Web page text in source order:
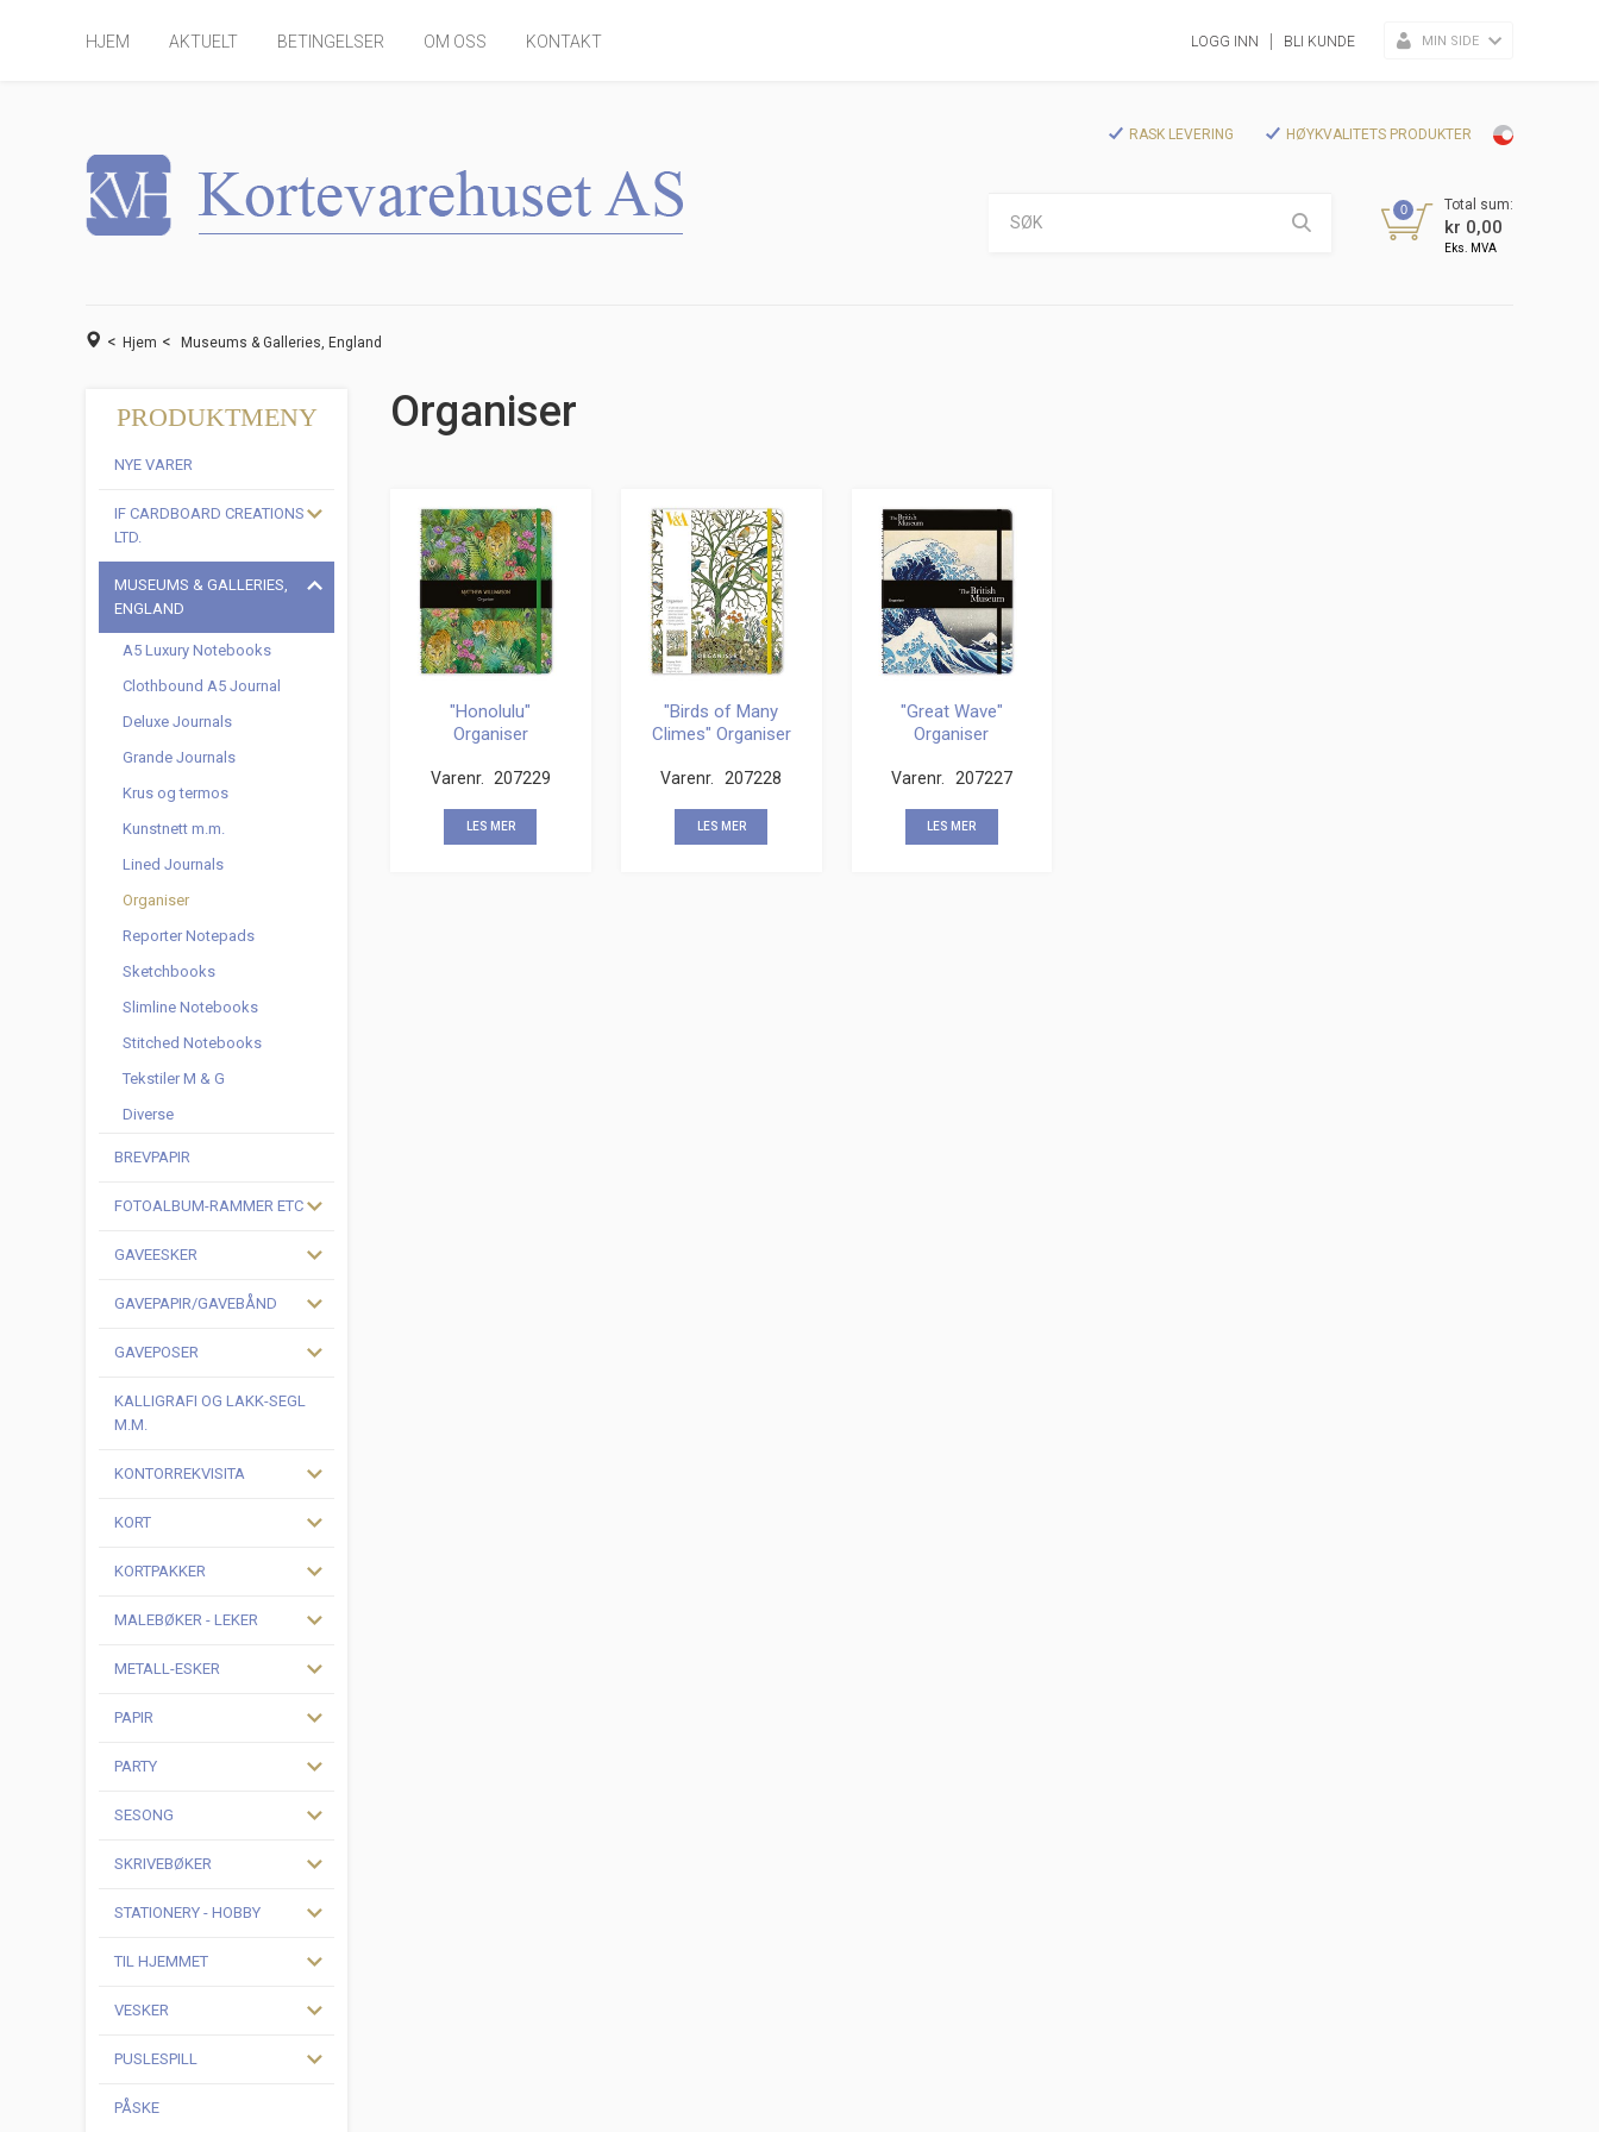
HJEM AKTUELT BETINGELSER OM OSS KONTAKT LOGG INN BLI KUNDE MIN SIDE
RASK LEVERING HØYKVALITETS PRODUKTER
0 Total sum:
kr 0,00
Eks. MVA
< Hjem < Museums & Galleries, England
PRODUKTMENY
NYE VARER
IF CARDBOARD CREATIONS
LTD.
MUSEUMS & GALLERIES,
ENGLAND
A5 Luxury Notebooks
Clothbound A5 Journal
Deluxe Journals
Grande Journals
Krus og termos
Kunstnett m.m.
Lined Journals
Organiser
Reporter Notepads
Sketchbooks
Slimline Notebooks
Stitched Notebooks
Tekstiler M & G
Diverse
BREVPAPIR
FOTOALBUM-RAMMER ETC
GAVEESKER
GAVEPAPIR/GAVEBÅND
GAVEPOSER
KALLIGRAFI OG LAKK-SEGL
M.M.
KONTORREKVISITA
KORT
KORTPAKKER
MALEBØKER - LEKER
METALL-ESKER
PAPIR
PARTY
SESONG
SKRIVEBØKER
STATIONERY - HOBBY
TIL HJEMMET
VESKER
PUSLESPILL
PÅSKE
Organiser
"Honolulu"
Organiser
Varenr. 207229
LES MER
"Birds of Many
Climes" Organiser
Varenr. 207228
LES MER
"Great Wave"
Organiser
Varenr. 207227
LES MER